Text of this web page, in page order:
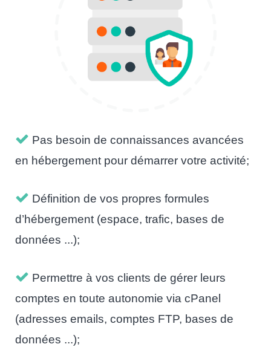
Pas besoin de connaissances avancées
en hébergement pour démarrer votre activité;
Définition de vos propres formules
d’hébergement (espace, trafic, bases de
données ...);
Permettre à vos clients de gérer leurs
comptes en toute autonomie via cPanel
(adresses emails, comptes FTP, bases de
données ...);